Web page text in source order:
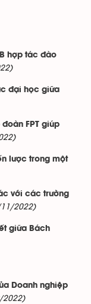
hợp tác đào
đại học giữa
FPT giúp
lược trong một
với các trường
2022)
giữa Bách
Doanh nghiệp
2022)